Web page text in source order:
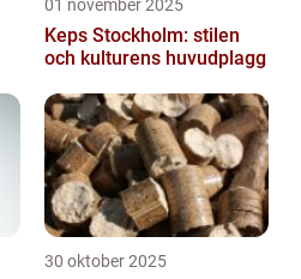
01 november 2025
Keps Stockholm: stilen
och kulturens huvudplagg
30 oktober 2025